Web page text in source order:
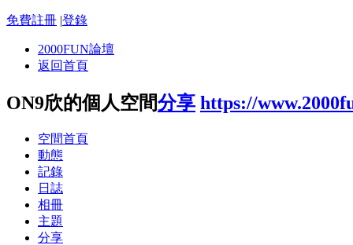
免費註冊 |登錄
2000FUN論壇
返回首頁
ON9欣的個人空間分享 https://
空間首頁
動態
記錄
日誌
相冊
主題
分享